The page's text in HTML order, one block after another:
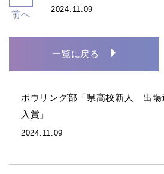
前へ 2024.11.09
一覧に戻る
ボウリング部「県高校新人 出場
入賞」
2024.11.09